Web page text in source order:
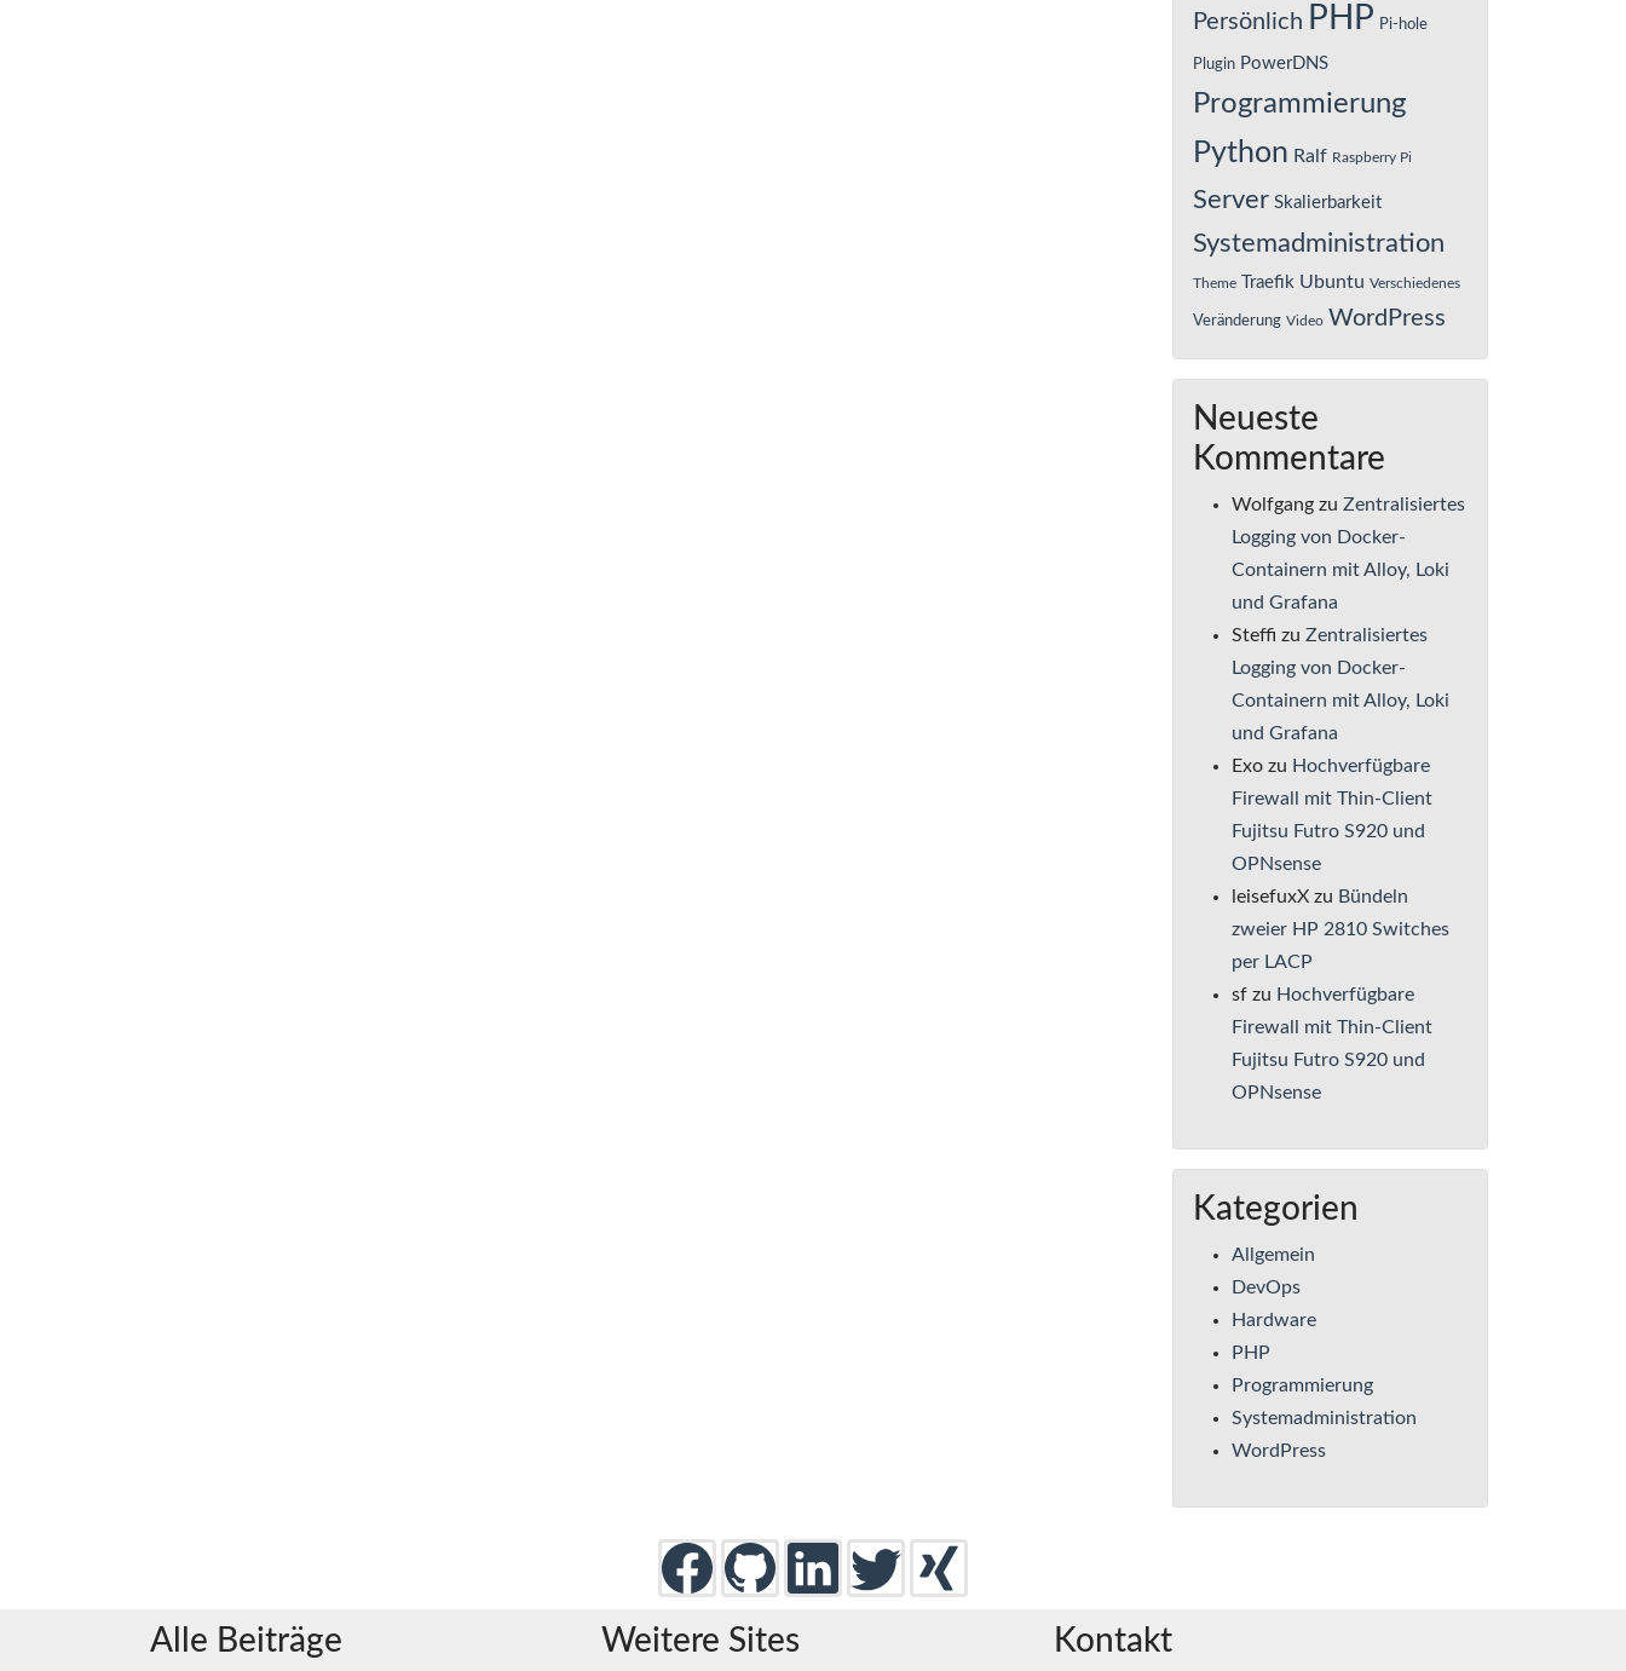
Persönlich PHP Pi-hole
Plugin PowerDNS
Programmierung
Python Ralf Raspberry Pi
Server Skalierbarkeit
Systemadministration
Theme Traefik Ubuntu Verschiedenes
Veränderung Video WordPress
Neueste
Kommentare
Wolfgang zu Zentralisiertes
Logging von Docker-
Containern mit Alloy, Loki
und Grafana
Steffi zu Zentralisiertes
Logging von Docker-
Containern mit Alloy, Loki
und Grafana
Exo zu Hochverfügbare
Firewall mit Thin-Client
Fujitsu Futro S920 und
OPNsense
leisefuxX zu Bündeln
zweier HP 2810 Switches
per LACP
sf zu Hochverfügbare
Firewall mit Thin-Client
Fujitsu Futro S920 und
OPNsense
Kategorien
Allgemein
DevOps
Hardware
PHP
Programmierung
Systemadministration
WordPress
Alle Beiträge Weitere Sites Kontakt